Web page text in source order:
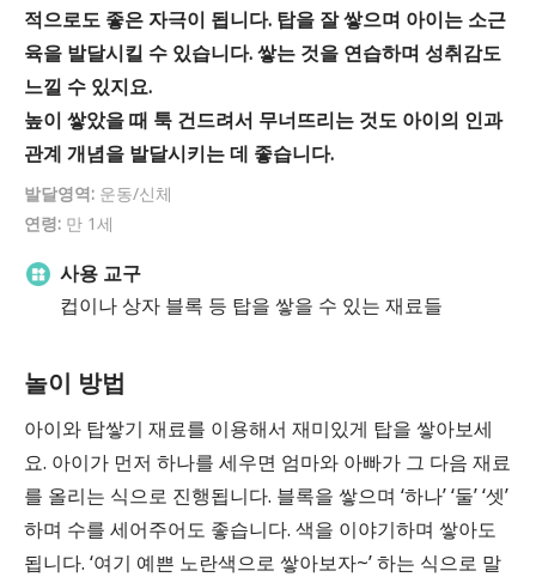
적으로도 좋은 자극이 됩니다. 탑을 잘 쌓으며 아이는 소근
육을 발달시킬 수 있습니다. 쌓는 것을 연습하며 성취감도
느낄 수 있지요.
높이 쌓았을 때 툭 건드려서 무너뜨리는 것도 아이의 인과
관계 개념을 발달시키는 데 좋습니다.
발달영역: 운동/신체
연령: 만 1세
사용 교구
컵이나 상자 블록 등 탑을 쌓을 수 있는 재료들
놀이 방법
아이와 탑쌓기 재료를 이용해서 재미있게 탑을 쌓아보세
요. 아이가 먼저 하나를 세우면 엄마와 아빠가 그 다음 재료
를 올리는 식으로 진행됩니다. 블록을 쌓으며 ‘하나’ ‘둘’ ‘셋’
하며 수를 세어주어도 좋습니다. 색을 이야기하며 쌓아도
됩니다. ‘여기 예쁜 노란색으로 쌓아보자~’ 하는 식으로 말